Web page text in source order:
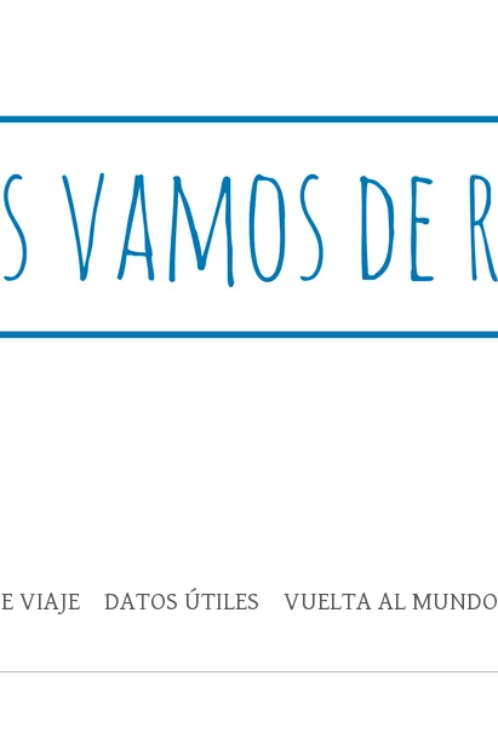
y consejos.
VIAJE DATOS ÚTILES VUELTA AL MUNDO